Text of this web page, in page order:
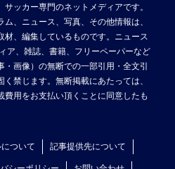
サッカー専門のネットメディアです。
、ニュース、写真、その他情報は、
材、編集しているものです。ニュース
ア、雑誌、書籍、フリーペーパーなど
画像）の無断での一部引用・全文引
禁じます。無断掲載にあたっては、
用をお支払い頂くことに同意したも
ついて 記事提供先について